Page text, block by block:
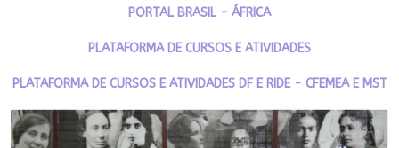
PORTAL BRASIL - ÁFRICA
PLATAFORMA DE CURSOS E ATIVIDADES
PLATAFORMA DE CURSOS E ATIVIDADES DF E RIDE - CFEMEA E MST